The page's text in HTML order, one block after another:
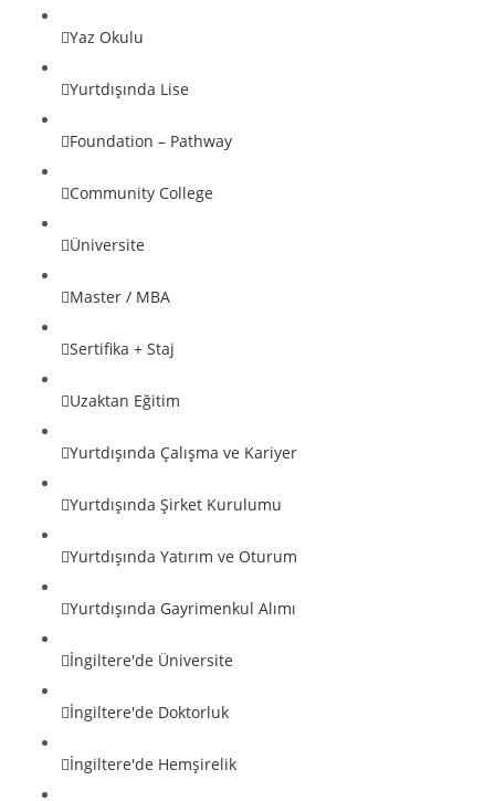
Yaz Okulu
Yurtdışında Lise
Foundation – Pathway
Community College
Üniversite
Master / MBA
Sertifika + Staj
Uzaktan Eğitim
Yurtdışında Çalışma ve Kariyer
Yurtdışında Şirket Kurulumu
Yurtdışında Yatırım ve Oturum
Yurtdışında Gayrimenkul Alımı
İngiltere'de Üniversite
İngiltere'de Doktorluk
İngiltere'de Hemşirelik